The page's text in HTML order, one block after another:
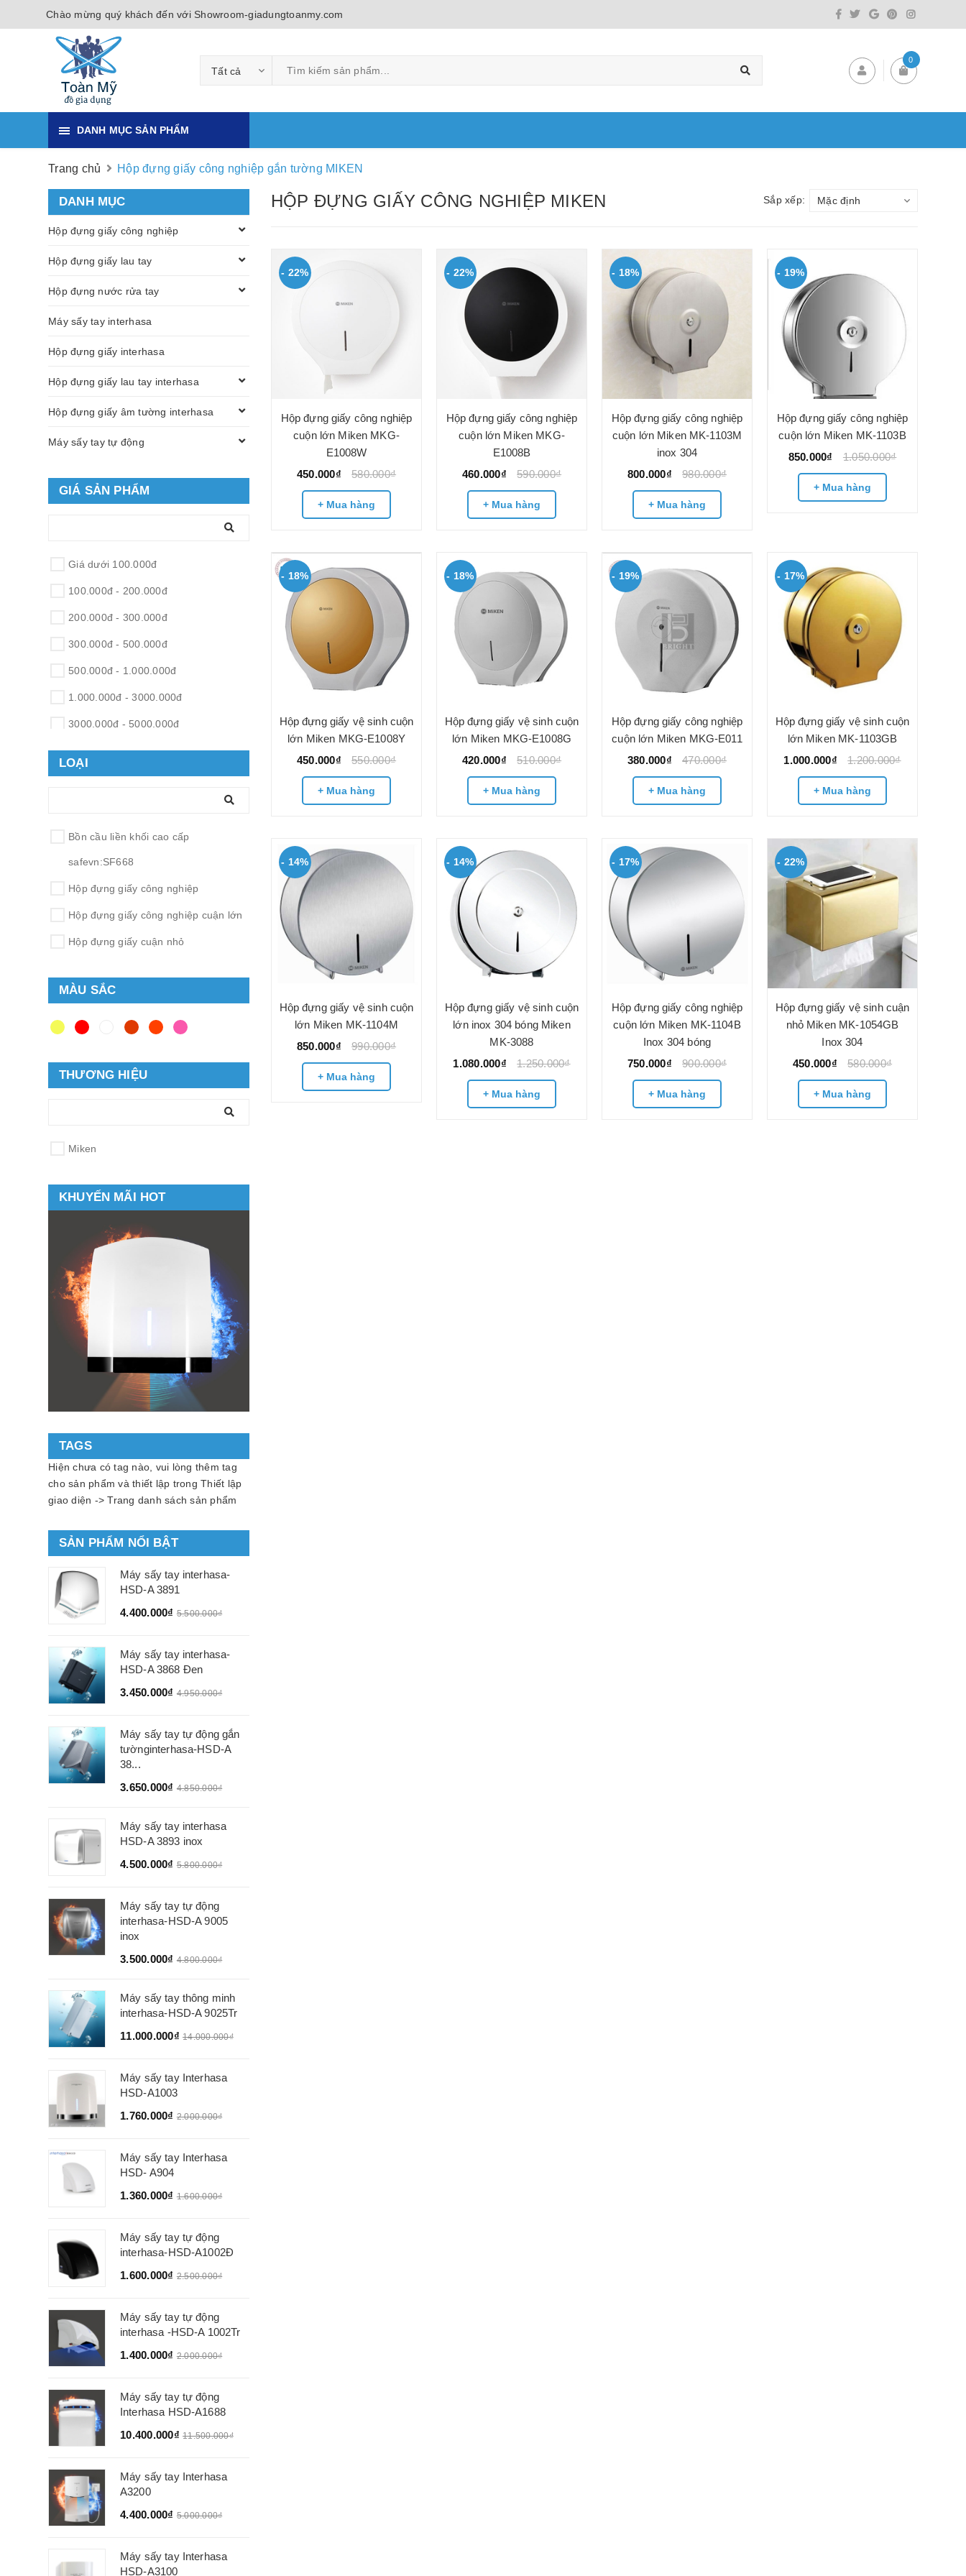
Chào mừng quý khách đến với Showroom-giadungtoanmy.com
Tất cả
0
DANH MỤC SẢN PHẨM
Trang chủ Hộp đựng giấy công nghiệp gắn tường MIKEN
HỘP ĐỰNG GIẤY CÔNG NGHIỆP MIKEN Sắp xếp: Mặc định
- 22%
Hộp đựng giấy công nghiệp
cuộn lớn Miken MKG-
E1008W
450.000₫
580.000₫
+ Mua hàng
- 22%
Hộp đựng giấy công nghiệp
cuộn lớn Miken MKG-
E1008B
460.000₫
590.000₫
+ Mua hàng
- 18%
Hộp đựng giấy công nghiệp
cuộn lớn Miken MK-1103M
inox 304
800.000₫
980.000₫
+ Mua hàng
- 19%
Hộp đựng giấy công nghiệp
cuộn lớn Miken MK-1103B
850.000₫
1.050.000₫
+ Mua hàng
- 18%
Hộp đựng giấy vệ sinh cuộn
lớn Miken MKG-E1008Y
450.000₫
550.000₫
+ Mua hàng
- 18%
Hộp đựng giấy vệ sinh cuộn
lớn Miken MKG-E1008G
420.000₫
510.000₫
+ Mua hàng
- 19%
Hộp đựng giấy công nghiệp
cuộn lớn Miken MKG-E011
380.000₫
470.000₫
+ Mua hàng
- 17%
Hộp đựng giấy vệ sinh cuộn
lớn Miken MK-1103GB
1.000.000₫
1.200.000₫
+ Mua hàng
- 14%
Hộp đựng giấy vệ sinh cuộn
lớn Miken MK-1104M
850.000₫
990.000₫
+ Mua hàng
- 14%
Hộp đựng giấy vệ sinh cuộn
lớn inox 304 bóng Miken
MK-3088
1.080.000₫
1.250.000₫
+ Mua hàng
- 17%
Hộp đựng giấy công nghiệp
cuộn lớn Miken MK-1104B
Inox 304 bóng
750.000₫
900.000₫
+ Mua hàng
- 22%
Hộp đựng giấy vệ sinh cuận
nhỏ Miken MK-1054GB
Inox 304
450.000₫
580.000₫
+ Mua hàng
DANH MỤC
Hộp đựng giấy công nghiệp
Hộp đựng giấy lau tay
Hộp đựng nước rửa tay
Máy sấy tay interhasa
Hộp đựng giấy interhasa
Hộp đựng giấy lau tay interhasa
Hộp đựng giấy âm tường interhasa
Máy sấy tay tự động
GIÁ SẢN PHẨM
Giá dưới 100.000đ
100.000đ - 200.000đ
200.000đ - 300.000đ
300.000đ - 500.000đ
500.000đ - 1.000.000đ
1.000.000đ - 3000.000đ
3000.000đ - 5000.000đ
5000.000đ - 10.000.000đ
Giá trên 10.000.000đ
LOẠI
Bồn cầu liền khối cao cấp
safevn:SF668
Hộp đựng giấy công nghiệp
Hộp đựng giấy công nghiệp cuận lớn
Hộp đựng giấy cuận nhỏ
MÀU SẮC
THƯƠNG HIỆU
Miken
KHUYẾN MÃI HOT
TAGS
Hiện chưa có tag nào, vui lòng thêm tag
cho sản phẩm và thiết lập trong Thiết lập
giao diện -> Trang danh sách sản phẩm
SẢN PHẨM NỔI BẬT
Máy sấy tay interhasa-
HSD-A 3891
4.400.000₫ 5.500.000₫
Máy sấy tay interhasa-
HSD-A 3868 Đen
3.450.000₫ 4.950.000₫
Máy sấy tay tự động gắn
tườnginterhasa-HSD-A
38...
3.650.000₫ 4.850.000₫
Máy sấy tay interhasa
HSD-A 3893 inox
4.500.000₫ 5.800.000₫
Máy sấy tay tự động
interhasa-HSD-A 9005
inox
3.500.000₫ 4.800.000₫
Máy sấy tay thông minh
interhasa-HSD-A 9025Tr
11.000.000₫ 14.000.000₫
Máy sấy tay Interhasa
HSD-A1003
1.760.000₫ 2.000.000₫
Máy sấy tay Interhasa
HSD- A904
1.360.000₫ 1.600.000₫
Máy sấy tay tự động
interhasa-HSD-A1002Đ
1.600.000₫ 2.500.000₫
Máy sấy tay tự động
interhasa -HSD-A 1002Tr
1.400.000₫ 2.000.000₫
Máy sấy tay tự động
Interhasa HSD-A1688
10.400.000₫ 11.500.000₫
Máy sấy tay Interhasa
A3200
4.400.000₫ 5.000.000₫
Máy sấy tay Interhasa
HSD-A3100